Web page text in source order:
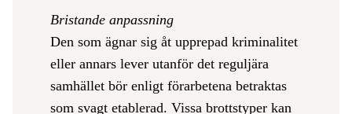
Bristande anpassning
Den som ägnar sig åt upprepad kriminalitet
eller annars lever utanför det reguljära
samhället bör enligt förarbetena betraktas
som svagt etablerad. Vissa brottstyper kan